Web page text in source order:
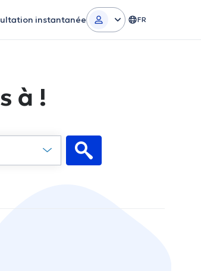
instantanée FR
à !